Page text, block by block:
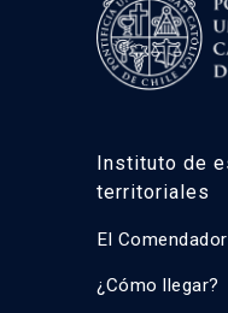
Instituto de
territoriales
El
¿Cómo llegar?